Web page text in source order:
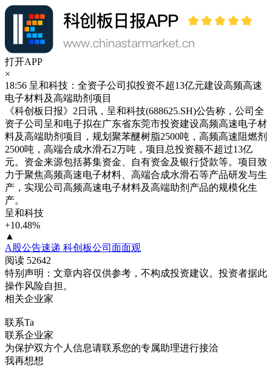
打开APP
×
18:56 呈和科技：全资子公司拟投资不超13亿元建设高频高速
电子材料及高端助剂项目
《科创板日报》2日讯，呈和科技(688625.SH)公告称，公司全
资子公司呈和电子拟在广东省东莞市投资建设高频高速电子材
料及高端助剂项目，规划聚苯醚树脂2500吨，高频高速阻燃剂
2500吨，高端合成水滑石2万吨，项目总投资额不超过13亿
元。资金来源包括募集资金、自有资金及银行贷款等。项目致
力于聚焦高频高速电子材料、高端合成水滑石等产品研发与生
产，实现公司高频高速电子材料及高端助剂产品的规模化生
产。
呈和科技
+10.48%
▲
A股公告速递 科创板公司面面观
阅读 52642
特别声明：文章内容仅供参考，不构成投资建议。投资者据此
操作风险自担。
相关企业家
联系Ta
联系企业家
为保护双方个人信息请联系您的专属助理进行接洽
我再想想